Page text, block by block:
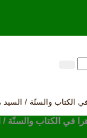
الكتاب والسنّة /
في الكتاب والسنّة